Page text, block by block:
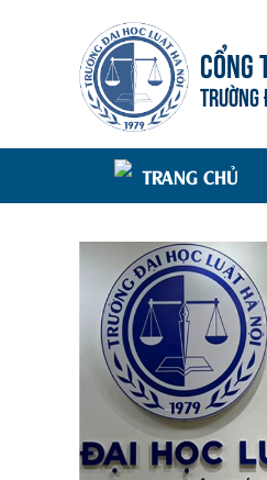
CỔNG
TRANG CHỦ